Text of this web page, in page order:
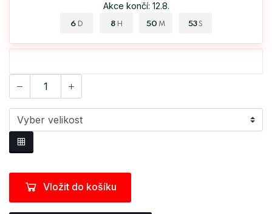
Akce končí: 12.8.
6 D 8 H 50 M 52 S
Vložit do košíku